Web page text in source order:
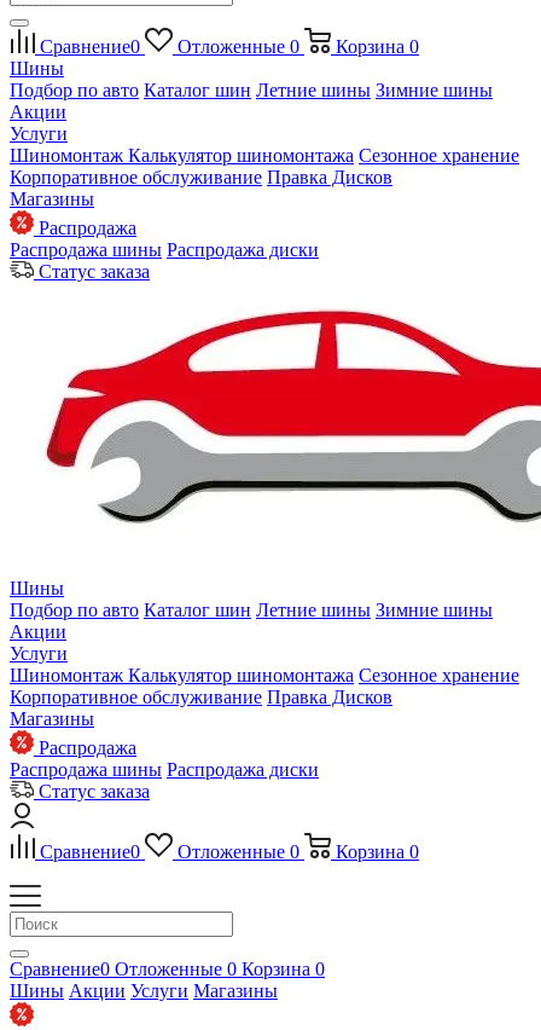
Сравнение0 Отложенные 0 Корзина 0
Шины
Подбор по авто Каталог шин Летние шины Зимние шины
Акции
Услуги
Шиномонтаж Калькулятор шиномонтажа Сезонное хранение
Корпоративное обслуживание Правка Дисков
Магазины
Распродажа
Распродажа шины Распродажа диски
Статус заказа
Шины
Подбор по авто Каталог шин Летние шины Зимние шины
Акции
Услуги
Шиномонтаж Калькулятор шиномонтажа Сезонное хранение
Корпоративное обслуживание Правка Дисков
Магазины
Распродажа
Распродажа шины Распродажа диски
Статус заказа
Сравнение0 Отложенные 0 Корзина 0
Сравнение0 Отложенные 0 Корзина 0
Шины Акции Услуги Магазины